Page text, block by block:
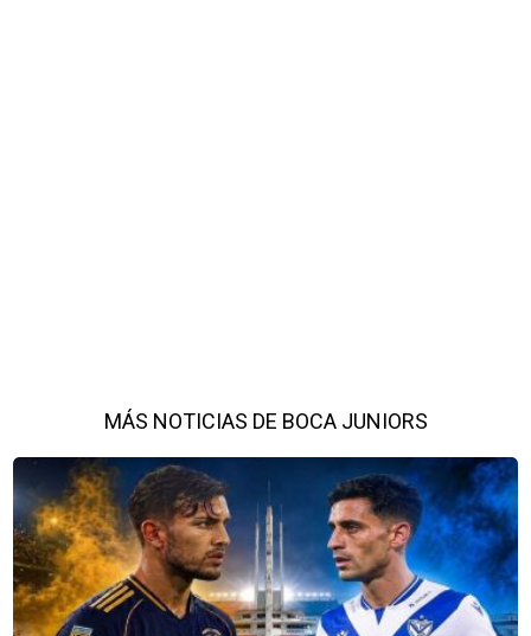
MÁS NOTICIAS DE BOCA JUNIORS